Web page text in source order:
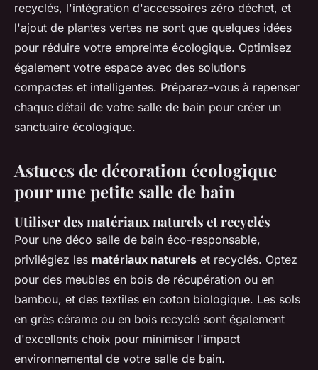
recyclés, l'intégration d'accessoires zéro déchet, et
l'ajout de plantes vertes ne sont que quelques idées
pour réduire votre empreinte écologique. Optimisez
également votre espace avec des solutions
compactes et intelligentes. Préparez-vous à repenser
chaque détail de votre salle de bain pour créer un
sanctuaire écologique.
Astuces de décoration écologique
pour une petite salle de bain
Utiliser des matériaux naturels et recyclés
Pour une déco salle de bain éco-responsable,
privilégiez les matériaux naturels et recyclés. Optez
pour des meubles en bois de récupération ou en
bambou, et des textiles en coton biologique. Les sols
en grès cérame ou en bois recyclé sont également
d'excellents choix pour minimiser l'impact
environnemental de votre salle de bain.